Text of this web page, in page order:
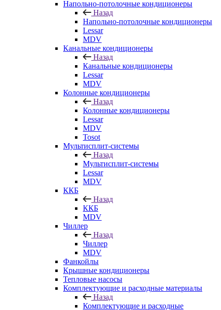
Напольно-потолочные кондиционеры
Назад
Напольно-потолочные кондиционеры
Lessar
MDV
Канальные кондиционеры
Назад
Канальные кондиционеры
Lessar
MDV
Колонные кондиционеры
Назад
Колонные кондиционеры
Lessar
MDV
Tosot
Мультисплит-системы
Назад
Мультисплит-системы
Lessar
MDV
ККБ
Назад
ККБ
MDV
Чиллер
Назад
Чиллер
MDV
Фанкойлы
Крышные кондиционеры
Тепловые насосы
Комплектующие и расходные материалы
Назад
Комплектующие и расходные